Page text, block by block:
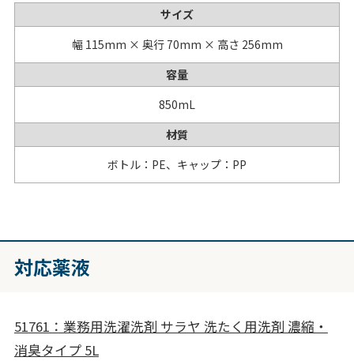
サイズ
幅 115mm × 奥行 70mm × 高さ 256mm
容量
850mL
材質
ボトル：PE、キャップ：PP
対応薬液
51761：業務用洗濯洗剤 サラヤ 洗たく用洗剤 濃縮・
消臭タイプ 5L